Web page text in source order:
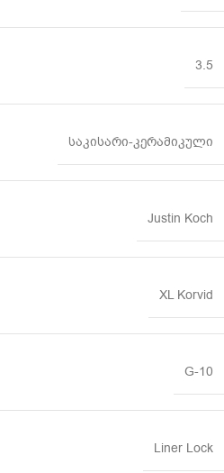
3.5
საკისარი-კერამიკული
Justin Koch
XL Korvid
G-10
Liner Lock